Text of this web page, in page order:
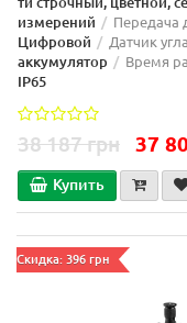
измерений
Передача
Цифровой Датчик
аккумулятор
Время
IP65
38 187 грн 37
Купить
Скидка: 396 грн